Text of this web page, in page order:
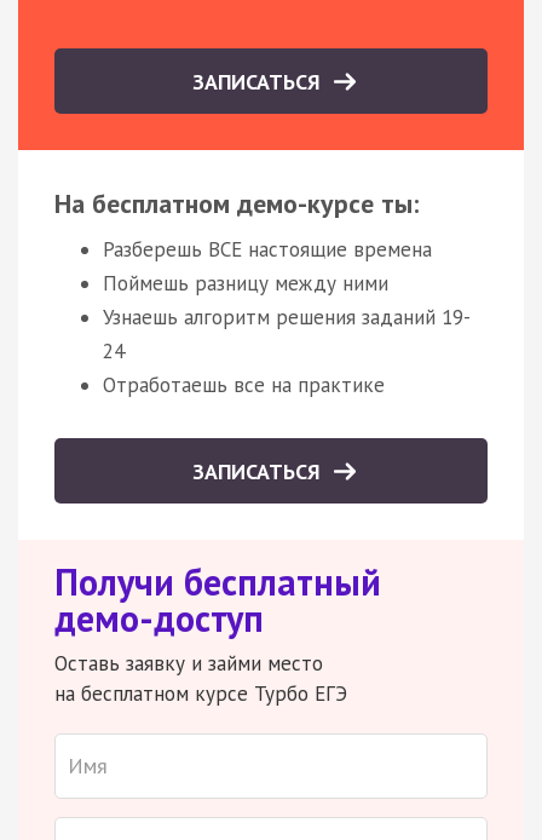
ЗАПИСАТЬСЯ
На бесплатном демо-курсе ты:
Разберешь ВСЕ настоящие времена
Поймешь разницу между ними
Узнаешь алгоритм решения заданий 19-
24
Отработаешь все на практике
ЗАПИСАТЬСЯ
Получи бесплатный
демо-доступ
Оставь заявку и займи место
на бесплатном курсе Турбо ЕГЭ